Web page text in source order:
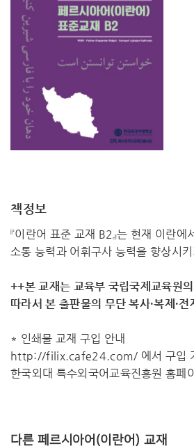
책정보
『이란어 표준 교재 B2』는 현재 이란
소통 능력과 어휘구사 능력을 향상시
++본 교재는 교육부 국립국제교육원
따라서 ​본 출판물의 무단 복사·복제·
* 인쇄물 교재 구입 안내
http://filix.cafe24.com/ 에서 구입
한국외대 특수외국어교육진흥원 홈
다른 페르시아어(이란어) 교재